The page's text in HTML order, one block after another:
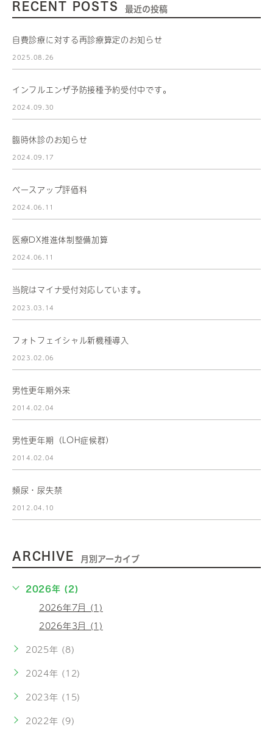
RECENT POSTS 最近の投稿
自費診療に対する再診療算定のお知らせ
2025.08.26
インフルエンザ予防接種予約受付中です。
2024.09.30
臨時休診のお知らせ
2024.09.17
ベースアップ評価料
2024.06.11
医療DX推進体制整備加算
2024.06.11
当院はマイナ受付対応しています。
2023.03.14
フォトフェイシャル新機種導入
2023.02.06
男性更年期外来
2014.02.04
男性更年期（LOH症候群）
2014.02.04
頻尿・尿失禁
2012.04.10
ARCHIVE 月別アーカイブ
2026年 (2)
2026年7月 (1)
2026年3月 (1)
2025年 (8)
2024年 (12)
2023年 (15)
2022年 (9)